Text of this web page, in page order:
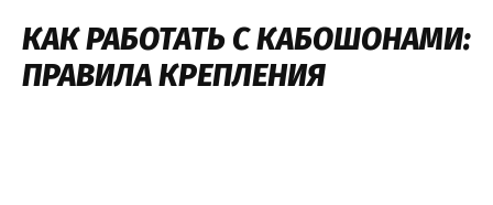
КАК РАБОТАТЬ С КАБОШОНАМИ:
ПРАВИЛА КРЕПЛЕНИЯ